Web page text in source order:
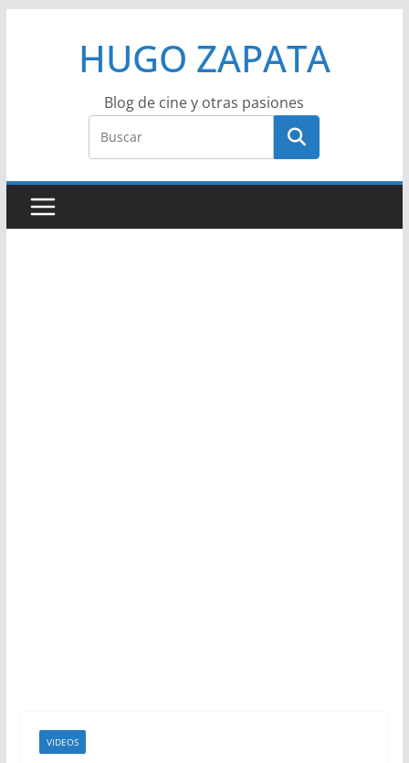
HUGO ZAPATA
Blog de cine y otras pasiones
VIDEOS